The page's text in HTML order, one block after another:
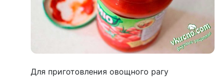
Для приготовления овощного рагу